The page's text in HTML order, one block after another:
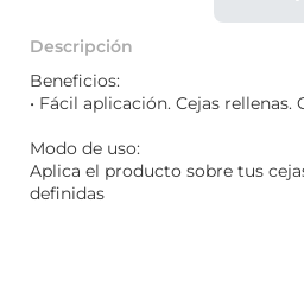
Descripción
Beneficios:
• Fácil aplicación. Cejas rellenas.
Modo de uso:
Aplica el producto sobre tus
definidas